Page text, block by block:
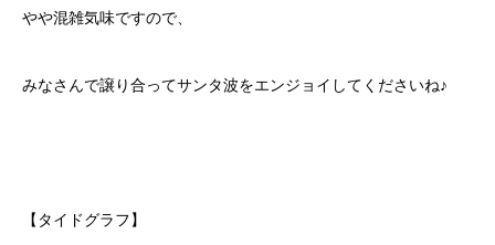
やや混雑気味ですので、
みなさんで譲り合ってサンタ波をエンジョイしてくださいね♪
【タイドグラフ】